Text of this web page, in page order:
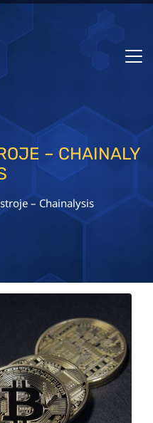
– CHAINALY
– Chainalysis